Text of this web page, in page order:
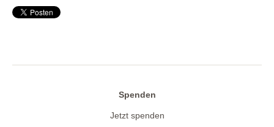
Spenden
Jetzt spenden